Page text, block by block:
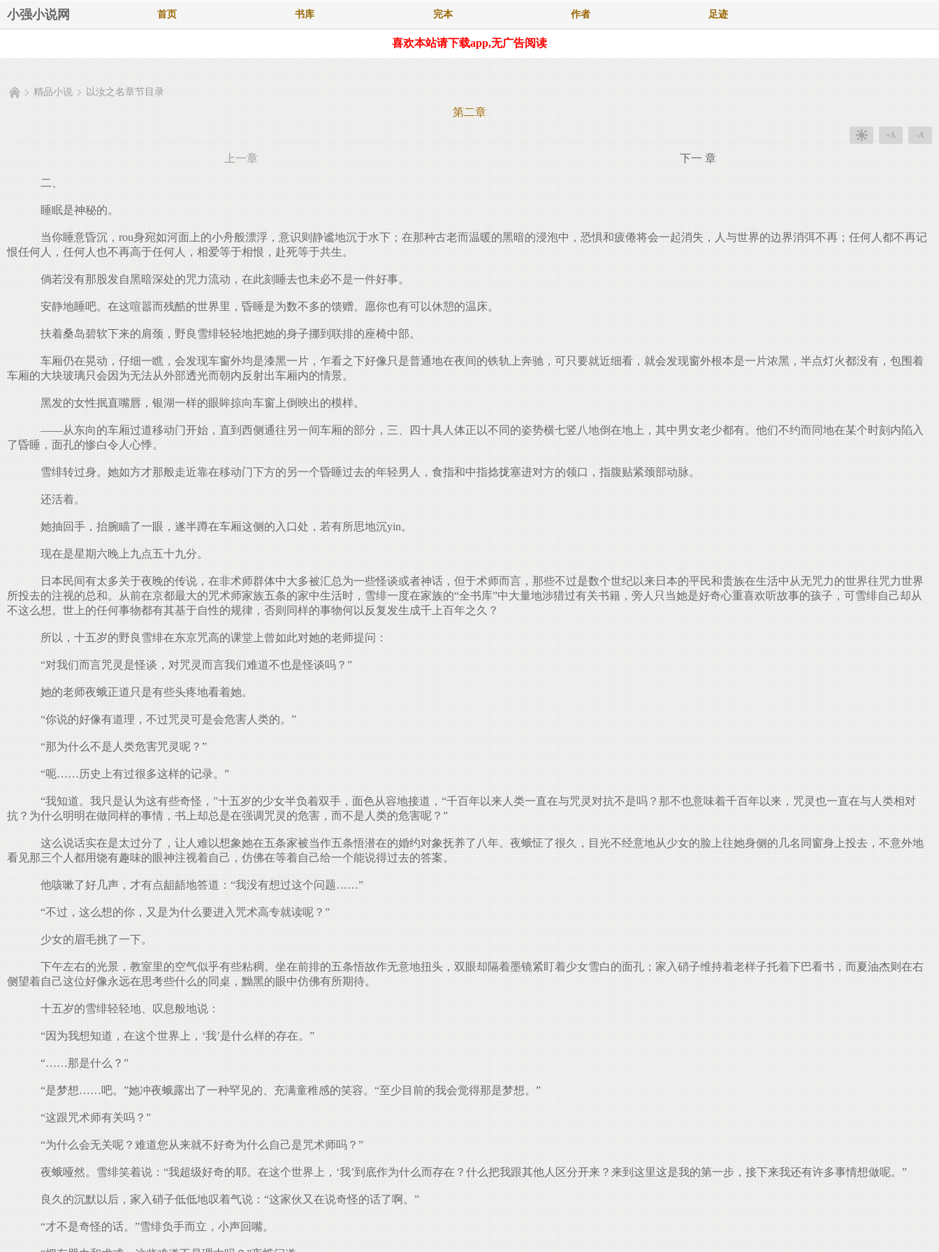
小强小说网 首页 书库 完本 作者 足迹
喜欢本站请下载app,无广告阅读
精品小说 以汝之名章节目录
第二章
+A -A
上一章 下一 章
二、
睡眠是神秘的。
当你睡意昏沉，rou身宛如河面上的小舟般漂浮，意识则静谧地沉于水下；在那种古老而温暖的黑暗的浸泡中，恐惧和疲倦将会一起消失，人与世界的边界消弭不再；任何人都不再记
恨任何人，任何人也不再高于任何人，相爱等于相恨，赴死等于共生。
倘若没有那股发自黑暗深处的咒力流动，在此刻睡去也未必不是一件好事。
安静地睡吧。在这喧嚣而残酷的世界里，昏睡是为数不多的馈赠。愿你也有可以休憩的温床。
扶着桑岛碧软下来的肩颈，野良雪绯轻轻地把她的身子挪到联排的座椅中部。
车厢仍在晃动，仔细一瞧，会发现车窗外均是漆黑一片，乍看之下好像只是普通地在夜间的铁轨上奔驰，可只要就近细看，就会发现窗外根本是一片浓黑，半点灯火都没有，包围着
车厢的大块玻璃只会因为无法从外部透光而朝内反射出车厢内的情景。
黑发的女性抿直嘴唇，银湖一样的眼眸掠向车窗上倒映出的模样。
——从东向的车厢过道移动门开始，直到西侧通往另一间车厢的部分，三、四十具人体正以不同的姿势横七竖八地倒在地上，其中男女老少都有。他们不约而同地在某个时刻内陷入
了昏睡，面孔的惨白令人心悸。
雪绯转过身。她如方才那般走近靠在移动门下方的另一个昏睡过去的年轻男人，食指和中指捻拢塞进对方的领口，指腹贴紧颈部动脉。
还活着。
她抽回手，抬腕瞄了一眼，遂半蹲在车厢这侧的入口处，若有所思地沉yin。
现在是星期六晚上九点五十九分。
日本民间有太多关于夜晚的传说，在非术师群体中大多被汇总为一些怪谈或者神话，但于术师而言，那些不过是数个世纪以来日本的平民和贵族在生活中从无咒力的世界往咒力世界
所投去的注视的总和。从前在京都最大的咒术师家族五条的家中生活时，雪绯一度在家族的“全书库”中大量地涉猎过有关书籍，旁人只当她是好奇心重喜欢听故事的孩子，可雪绯自己却从
不这么想。世上的任何事物都有其基于自性的规律，否则同样的事物何以反复发生成千上百年之久？
所以，十五岁的野良雪绯在东京咒高的课堂上曾如此对她的老师提问：
“对我们而言咒灵是怪谈，对咒灵而言我们难道不也是怪谈吗？”
她的老师夜蛾正道只是有些头疼地看着她。
“你说的好像有道理，不过咒灵可是会危害人类的。”
“那为什么不是人类危害咒灵呢？”
“呃……历史上有过很多这样的记录。”
“我知道。我只是认为这有些奇怪，”十五岁的少女半负着双手，面色从容地接道，“千百年以来人类一直在与咒灵对抗不是吗？那不也意味着千百年以来，咒灵也一直在与人类相对
抗？为什么明明在做同样的事情，书上却总是在强调咒灵的危害，而不是人类的危害呢？”
这么说话实在是太过分了，让人难以想象她在五条家被当作五条悟潜在的婚约对象抚养了八年。夜蛾怔了很久，目光不经意地从少女的脸上往她身侧的几名同窗身上投去，不意外地
看见那三个人都用饶有趣味的眼神注视着自己，仿佛在等着自己给一个能说得过去的答案。
他咳嗽了好几声，才有点龃龉地答道：“我没有想过这个问题……”
“不过，这么想的你，又是为什么要进入咒术高专就读呢？”
少女的眉毛挑了一下。
下午左右的光景，教室里的空气似乎有些粘稠。坐在前排的五条悟故作无意地扭头，双眼却隔着墨镜紧盯着少女雪白的面孔；家入硝子维持着老样子托着下巴看书，而夏油杰则在右
侧望着自己这位好像永远在思考些什么的同桌，黝黑的眼中仿佛有所期待。
十五岁的雪绯轻轻地、叹息般地说：
“因为我想知道，在这个世界上，‘我’是什么样的存在。”
“……那是什么？”
“是梦想……吧。”她冲夜蛾露出了一种罕见的、充满童稚感的笑容。“至少目前的我会觉得那是梦想。”
“这跟咒术师有关吗？”
“为什么会无关呢？难道您从来就不好奇为什么自己是咒术师吗？”
夜蛾哑然。雪绯笑着说：“我超级好奇的耶。在这个世界上，‘我’到底作为什么而存在？什么把我跟其他人区分开来？来到这里这是我的第一步，接下来我还有许多事情想做呢。”
良久的沉默以后，家入硝子低低地叹着气说：“这家伙又在说奇怪的话了啊。”
“才不是奇怪的话。”雪绯负手而立，小声回嘴。